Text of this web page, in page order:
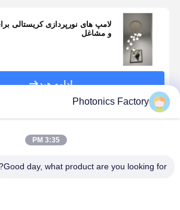
محصولات دربارهی ما
لامپ های نورپردازی کریستالی
و مشاغل
ادامه هید
Photonics Factory
3:35 PM
Good day, what product are you looking for?